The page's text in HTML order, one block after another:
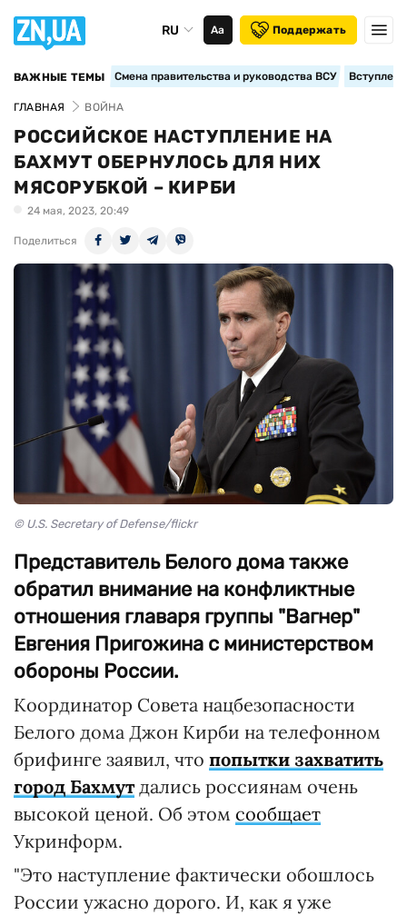
RU Аа Поддержать
ВАЖНЫЕ ТЕМЫ Смена правительства и руководства ВСУ
ГЛАВНАЯ ВОЙНА
РОССИЙСКОЕ НАСТУПЛЕНИЕ НА
БАХМУТ ОБЕРНУЛОСЬ ДЛЯ НИХ
МЯСОРУБКОЙ – КИРБИ
24 мая, 2023, 20:49
Поделиться
© U.S. Secretary of Defense/flickr
Представитель Белого дома также
обратил внимание на конфликтные
отношения главаря группы "Вагнер"
Евгения Пригожина с министерством
обороны России.
Координатор Совета нацбезопасности
Белого дома Джон Кирби на телефонном
брифинге заявил, что попытки захватить
город Бахмутдались россиянам очень
высокой ценой. Об этом сообщает
Укринформ.
"Это наступление фактически обошлось
России ужасно дорого. И, как я уже